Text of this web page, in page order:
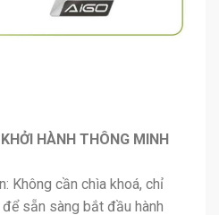
HÀNH THÔNG MINH
Không cần chìa khoá, chỉ
sẵn sàng bắt đầu hành